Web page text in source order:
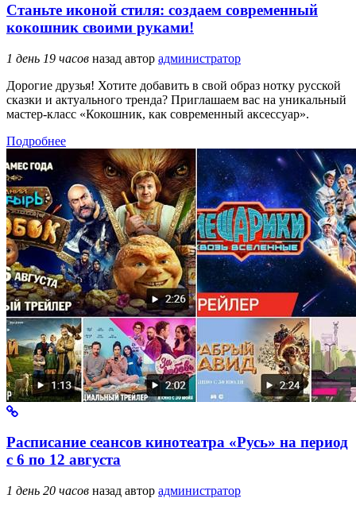
Станьте иконой стиля: создаем современный
кокошник своими руками!
1 день 19 часов назад автор администратор
Дорогие друзья! Хотите добавить в свой образ нотку русской
сказки и актуального тренда? Приглашаем вас на уникальный
мастер-класс «Кокошник, как современный аксессуар».
Подробнее
Расписание сеансов кинотеатра «Русь» на период
с 6 по 12 августа
1 день 20 часов назад автор администратор